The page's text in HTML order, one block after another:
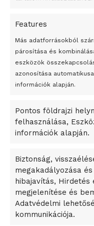
Features
Más adatforrásokból
párosítása és
eszközök
azonosítása
információk alapján.
Pontos földrajzi
felhasználása,
információk alapján.
Biztonság,
megakadályozása
hibajavítás, Hirdetés
megjelenítése és
Adatvédelmi
kommunikációja.
Peking – A visegrádi
bemutató fotókiállítás
Megveszi az osztrák
Bricket
A Startup Campus
A Ringo Starr új
A Vajdasági Magyar
Dzsingisz kán hódító
Kuramagomedov
világkupa